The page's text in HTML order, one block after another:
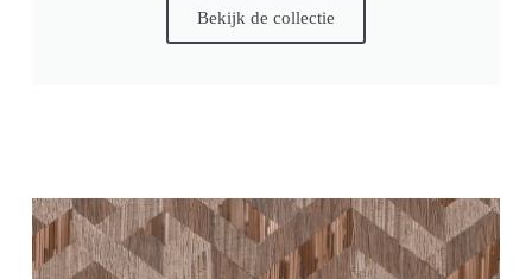
Bekijk de collectie